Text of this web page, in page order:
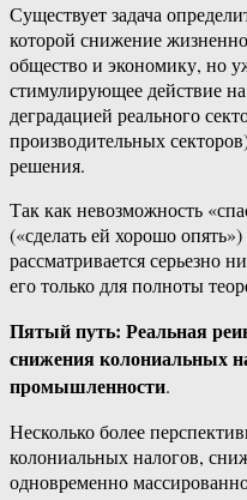
Существует задача
которой снижение
общество и экономику, но
стимулирующее действие
деградацией реального
производительных
решения.
Так как невозможность
(«сделать ей хорошо
рассматривается серьезно
его только для полноты
Пятый путь: Реальная
снижения колониальных
промышленности.
Несколько более
колониальных налогов,
одновременно